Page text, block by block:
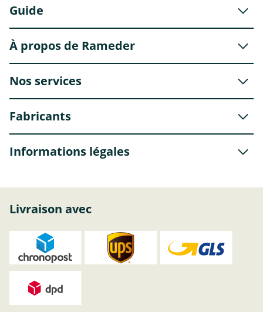
Guide
À propos de Rameder
Nos services
Fabricants
Informations légales
Livraison avec